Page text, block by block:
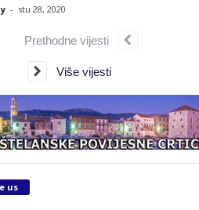
- stu 28, 2020
Prethodne vijesti
Više vijesti
us